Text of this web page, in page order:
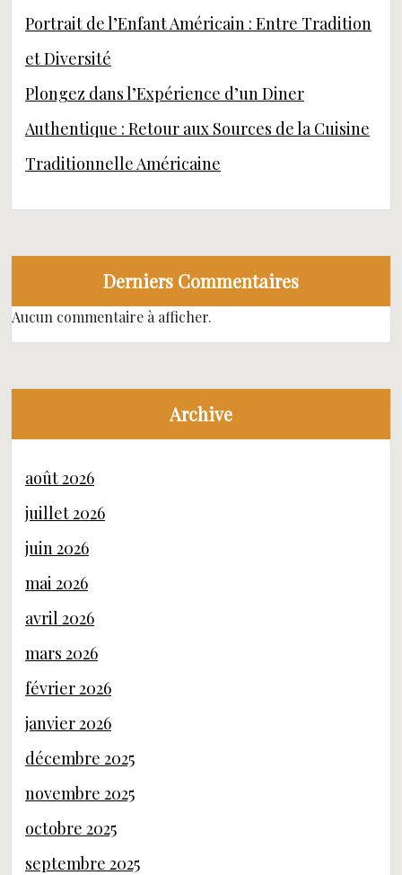
Portrait de l’Enfant Américain : Entre Tradition
et Diversité
Plongez dans l’Expérience d’un Diner
Authentique : Retour aux Sources de la Cuisine
Traditionnelle Américaine
Derniers Commentaires
Aucun commentaire à afficher.
Archive
août 2026
juillet 2026
juin 2026
mai 2026
avril 2026
mars 2026
février 2026
janvier 2026
décembre 2025
novembre 2025
octobre 2025
septembre 2025